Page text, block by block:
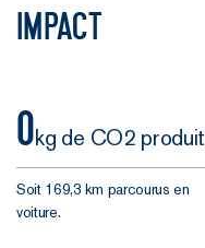
Impact
0kg de CO2 produit
Soit 169,3 km parcourus en
voiture.